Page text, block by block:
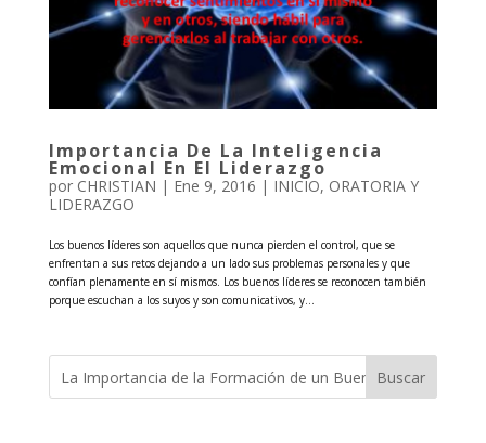
Importancia De La Inteligencia
Emocional En El Liderazgo
por CHRISTIAN | Ene 9, 2016 | INICIO, ORATORIA Y
LIDERAZGO
Los buenos líderes son aquellos que nunca pierden el control, que se
enfrentan a sus retos dejando a un lado sus problemas personales y que
confían plenamente en sí mismos. Los buenos líderes se reconocen también
porque escuchan a los suyos y son comunicativos, y...
Buscar